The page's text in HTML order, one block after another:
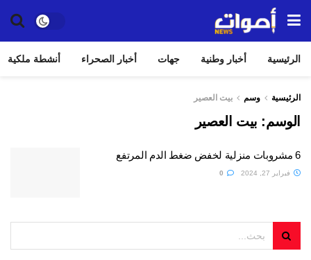
الرئيسية أخبار وطنية جهات أخبار الصحراء أنشطة ملكية
الرئيسية وسم بيت العصير
الوسم: بيت العصير
6 مشروبات منزلية لخفض ضغط الدم المرتفع
فبراير 27, 2024